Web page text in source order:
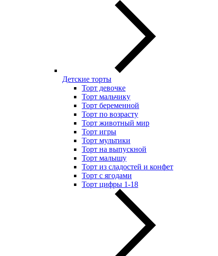
Детские торты
Торт девочке
Торт мальчику
Торт беременной
Торт по возрасту
Торт животный мир
Торт игры
Торт мультики
Торт на выпускной
Торт малышу
Торт из сладостей и конфет
Торт с ягодами
Торт цифры 1-18